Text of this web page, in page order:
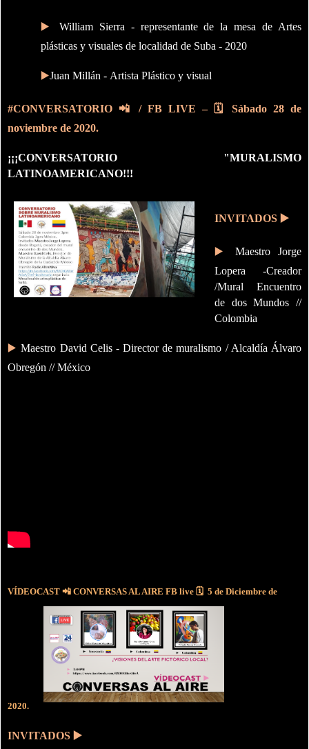
▶️ William Sierra -representante de la mesa de Artes
plásticas y visuales de localidad de Suba - 2020
▶️Juan Millán - Artista Plástico y visual
#CONVERSATORIO 📲 / FB LIVE – 🗓
Sábado 28 de
noviembre de 2020.
¡¡¡CONVERSATORIO "MURALISMO
LATINOAMERICANO!!!
INVITADOS ▶️
▶️Maestro Jorge
Lopera -Creador
/Mural Encuentro
de dos Mundos //
Colombia
▶️ Maestro David Celis - Director de muralismo / Alcaldía Álvaro
Obregón // México
VÍDEOCAST 📲 CONVERSAS AL AIRE FB live 🗓 5 de Diciembre de
2020.
INVITADOS ▶️